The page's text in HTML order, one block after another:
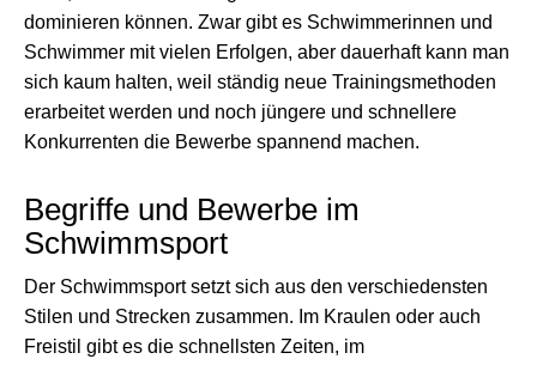
dominieren können. Zwar gibt es Schwimmerinnen und
Schwimmer mit vielen Erfolgen, aber dauerhaft kann man
sich kaum halten, weil ständig neue Trainingsmethoden
erarbeitet werden und noch jüngere und schnellere
Konkurrenten die Bewerbe spannend machen.
Begriffe und Bewerbe im
Schwimmsport
Der Schwimmsport setzt sich aus den verschiedensten
Stilen und Strecken zusammen. Im Kraulen oder auch
Freistil gibt es die schnellsten Zeiten, im